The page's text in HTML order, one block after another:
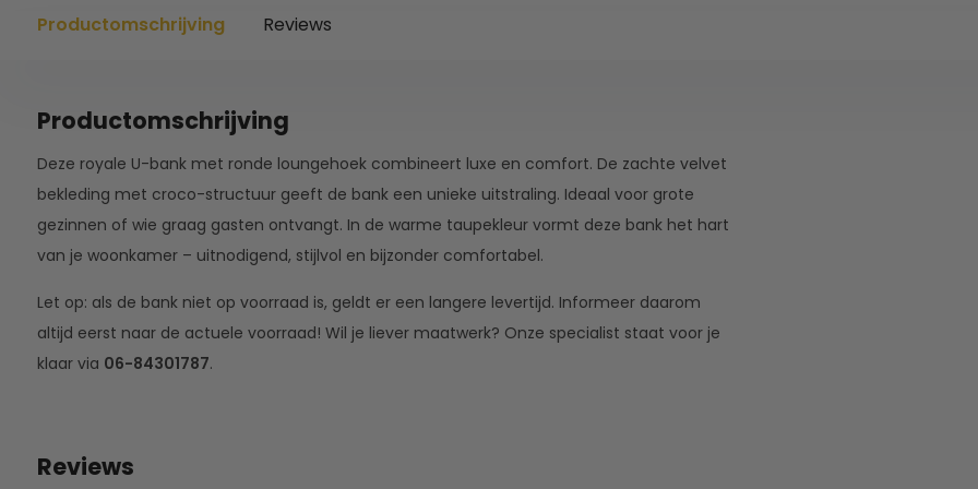
Productomschrijving Reviews
Productomschrijving
Deze royale U-bank met ronde loungehoek combineert luxe en comfort. De zachte velvet
bekleding met croco-structuur geeft de bank een unieke uitstraling. Ideaal voor grote
gezinnen of wie graag gasten ontvangt. In de warme taupekleur vormt deze bank het hart
van je woonkamer – uitnodigend, stijlvol en bijzonder comfortabel.
Let op: als de bank niet op voorraad is, geldt er een langere levertijd. Informeer daarom
altijd eerst naar de actuele voorraad! Wil je liever maatwerk? Onze specialist staat voor je
klaar via 06-84301787.
Reviews